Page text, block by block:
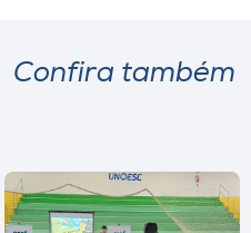
Confira também